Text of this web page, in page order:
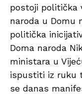
postoji politička
naroda u Domu
politička
Doma naroda
ministara u
ispustiti iz ruku
se danas